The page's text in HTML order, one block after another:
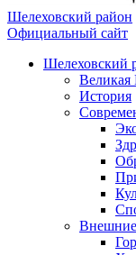
Шелеховский район
Официальный сайт
Шелеховский
Великая
История
Внешние